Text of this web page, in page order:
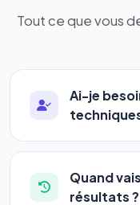
Tout ce que vous
Ai-je
Absolument pas.
être accessible à
commerçants,
Quand
résultats ?